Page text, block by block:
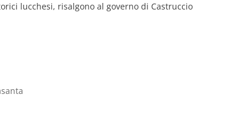
lucchesi, risalgono al governo di Castruccio